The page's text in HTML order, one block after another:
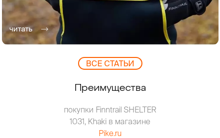
читать
ВCЕ СТАТЬИ
Преимущества
покупки Finntrail SHELTER
1031, Khaki в магазине
Pike.ru